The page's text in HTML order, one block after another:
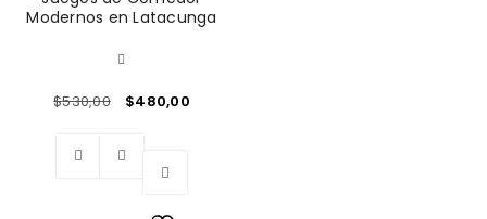
Modernos en Latacunga
$530,00 $480,00